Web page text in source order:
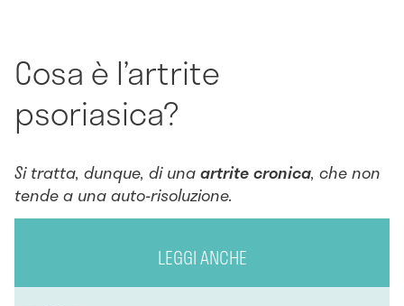
Cosa è l’artrite
psoriasica?
Si tratta, dunque, di unaartrite cronica, che non
tende a una auto-risoluzione.
LEGGI ANCHE